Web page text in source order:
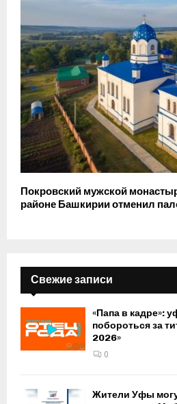
Покровский мужской
районе Башкирии отменил
Свежие записи
«Папа в кадре»:
побороться за
2026»
0
Жители Уфы